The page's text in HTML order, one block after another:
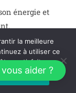
énergie et
même nous
plus
aider ?
la meilleure
à utiliser ce
satisfait.